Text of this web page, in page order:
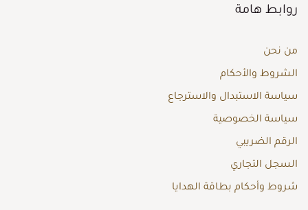
روابط هامة
من نحن
الشروط والأحكام
سياسة الاستبدال والاسترجاع
سياسة الخصوصية
الرقم الضريبي
السجل التجاري
شروط وأحكام بطاقة الهدايا